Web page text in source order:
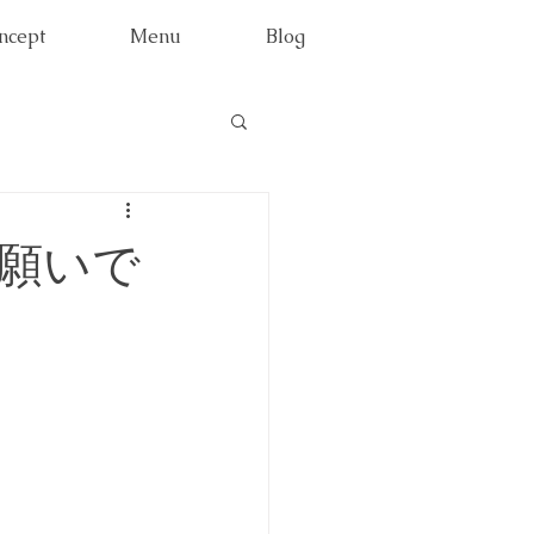
Menu Blog
いで